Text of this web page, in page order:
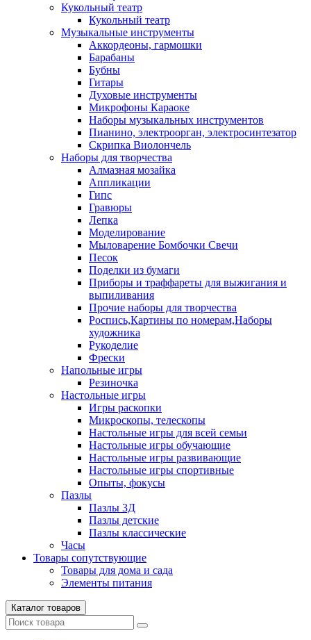
Кукольный театр
Кукольный театр
Музыкальные инструменты
Аккордеоны, гармошки
Барабаны
Бубны
Гитары
Духовые инструменты
Микрофоны Караоке
Наборы музыкальных инструментов
Пианино, электроорган, электросинтезатор
Скрипка Виолончель
Наборы для творчества
Алмазная мозайка
Аппликации
Гипс
Гравюры
Лепка
Моделирование
Мыловарение Бомбочки Свечи
Песок
Поделки из бумаги
Приборы и траффареты для выжигания и
выпиливания
Прочие наборы для творчества
Роспись,Картины по номерам,Наборы
художника
Рукоделие
Фрески
Напольные игры
Резиночка
Настольные игры
Игры раскопки
Микроскопы, телескопы
Настольные игры для всей семьи
Настольные игры обучающие
Настольные игры развивающие
Настольные игры спортивные
Опыты, фокусы
Пазлы
Пазлы 3Д
Пазлы детские
Пазлы классические
Часы
Товары сопутствующие
Товары для дома и сада
Элементы питания
Каталог товаров